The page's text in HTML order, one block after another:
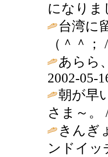
になりま
台湾に
（＾＾； /
あらら
2002-05-
朝が早
さま～。
きんぎ
ンドイ